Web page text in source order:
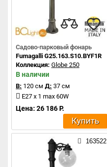
Садово-парковый фонарь
Fumagalli G25.163.S10.BYF1R
Коллекция: Globe 250
В наличии
В: 120 см Д: 37 см
E27 x 1 max 60W
Цена: 26 186 Р.
Купить
163522